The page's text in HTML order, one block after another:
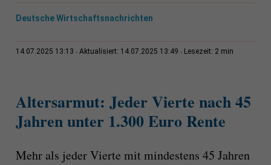
Deutsche Wirtschaftsnachrichten
14.07.2025 13:13 Aktualisiert: 14.07.2025 13:49 Lesezeit: 2 min
Altersarmut: Jeder Vierte nach 45
Jahren unter 1.300 Euro Rente
Mehr als jeder Vierte mit mindestens 45 Jahren